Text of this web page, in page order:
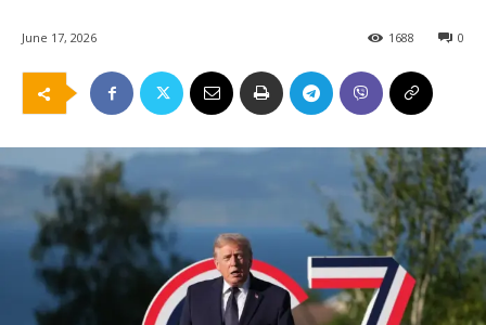
June 17, 2026 0
1688